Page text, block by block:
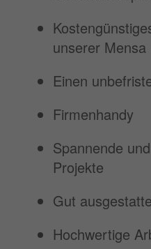
unserer Mensa
Einen
Firmenhandy
Spannende
Projekte
Gut
Hochwertige